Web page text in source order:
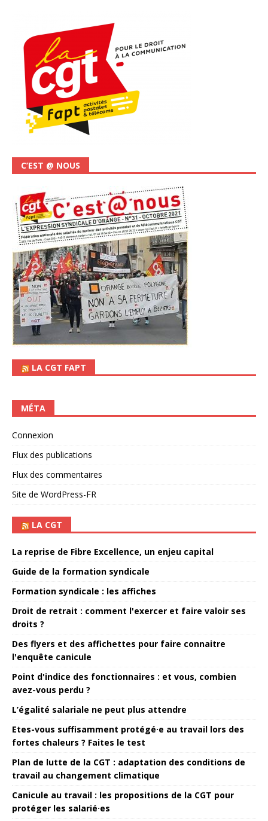
C’EST @ NOUS
LA CGT FAPT
MÉTA
Connexion
Flux des publications
Flux des commentaires
Site de WordPress-FR
LA CGT
La reprise de Fibre Excellence, un enjeu capital
Guide de la formation syndicale
Formation syndicale : les affiches
Droit de retrait : comment l'exercer et faire valoir ses
droits ?
Des flyers et des affichettes pour faire connaitre
l'enquête canicule
Point d'indice des fonctionnaires : et vous, combien
avez-vous perdu ?
L’égalité salariale ne peut plus attendre
Etes-vous suffisamment protégé·e au travail lors des
fortes chaleurs ? Faites le test
Plan de lutte de la CGT : adaptation des conditions de
travail au changement climatique
Canicule au travail : les propositions de la CGT pour
protéger les salarié·es